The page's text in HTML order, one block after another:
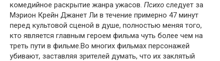
комедийное раскрытие жанра ужасов. Психо следует за
Мэрион Крейн Джанет Ли в течение примерно 47 минут
перед культовой сценой в душе, полностью меняя того,
кто является главным героем фильма чуть более чем на
треть пути в фильме.Во многих фильмах персонажей
убивают, заставляя зрителей думать, что их заклятый